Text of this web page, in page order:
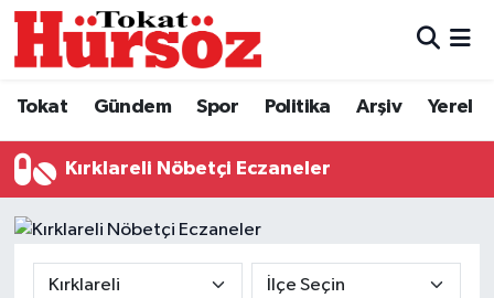
Tokat Gündem Spor Politika Arşiv Yerel
Kırklareli Nöbetçi Eczaneler
Türkiye Gündemi
Gündem
Hava Durumu
Tokat Namaz Vakitleri